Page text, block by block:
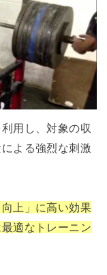
用し、対象の収
よる強烈な刺激
上」に高い効果
適なトレーニン